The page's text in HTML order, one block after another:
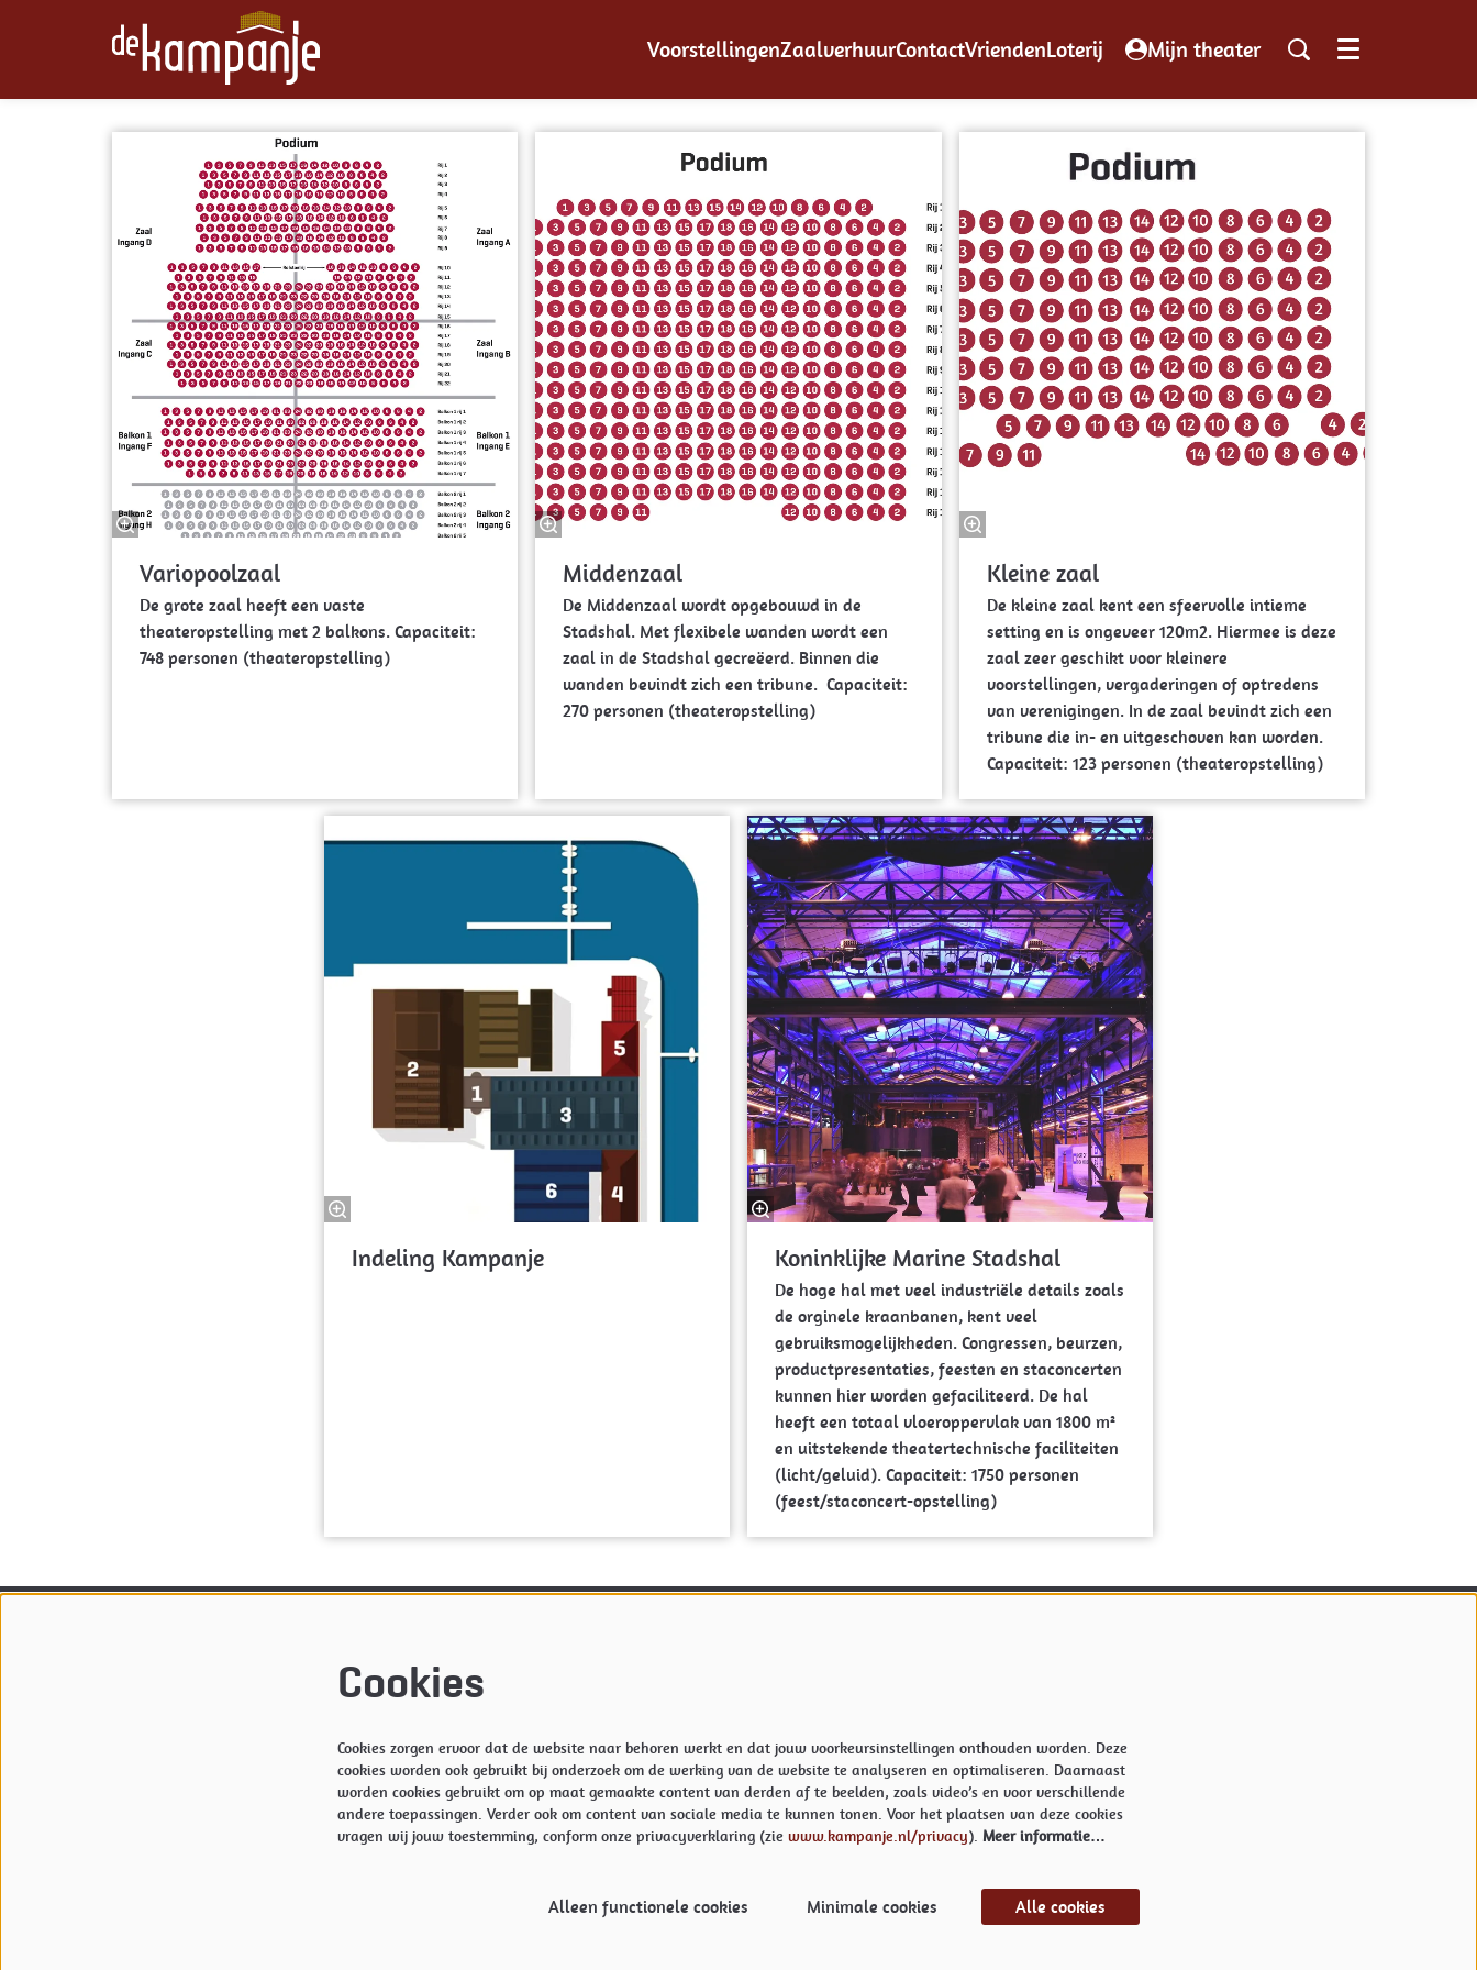
VoorstellingenZaalverhuurContactVriendenLoterij Mijn theater Menu
Variopoolzaal
De grote zaal heeft een vaste
theateropstelling met 2 balkons. Capaciteit:
748 personen (theateropstelling)
Middenzaal
De Middenzaal wordt opgebouwd in de
Stadshal. Met flexibele wanden wordt een
zaal in de Stadshal gecreëerd. Binnen die
wanden bevindt zich een tribune. Capaciteit:
270 personen (theateropstelling)
Kleine zaal
De kleine zaal kent een sfeervolle intieme
setting en is ongeveer 120m2. Hiermee is deze
zaal zeer geschikt voor kleinere
voorstellingen, vergaderingen of optredens
van verenigingen. In de zaal bevindt zich een
tribune die in- en uitgeschoven kan worden.
Capaciteit: 123 personen (theateropstelling)
Indeling Kampanje Koninklijke Marine Stadshal
De hoge hal met veel industriële details zoals
de orginele kraanbanen, kent veel
gebruiksmogelijkheden. Congressen, beurzen,
productpresentaties, feesten en staconcerten
kunnen hier worden gefaciliteerd. De hal
heeft een totaal vloeroppervlak van 1800 m²
en uitstekende theatertechnische faciliteiten
(licht/geluid). Capaciteit: 1750 personen
(feest/staconcert-opstelling)
openingstijden
Bekijkhier
M:reserveren@kampanje.nl
Inschrijven
Cookies
Cookies zorgen ervoor dat de website naar behoren werkt en dat jouw voorkeursinstellingen onthouden worden. Deze
cookies worden ook gebruikt bij onderzoek om de werking van de website te analyseren en optimaliseren. Daarnaast
worden cookies gebruikt om op maat gemaakte content van derden af te beelden, zoals video’s en voor verschillende
andere toepassingen. Verder ook om content van sociale media te kunnen tonen. Voor het plaatsen van deze cookies
vragen wij jouw toestemming, conform onze privacyverklaring (zie www.kampanje.nl/privacy). Meer informatie…
Alleen functionele cookies Minimale cookies Alle cookies